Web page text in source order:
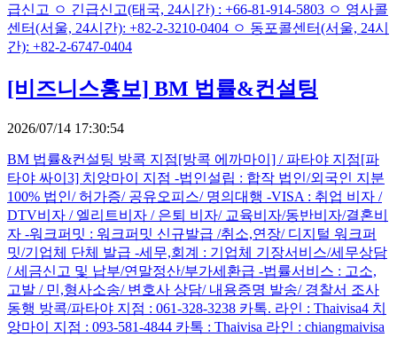
급신고 ㅇ 긴급신고(태국, 24시간) : +66-81-914-5803 ㅇ 영사콜
센터(서울, 24시간): +82-2-3210-0404 ㅇ 동포콜센터(서울, 24시
간): +82-2-6747-0404
[비즈니스홍보] BM 법률&컨설팅
2026/07/14 17:30:54
BM 법률&컨설팅 방콕 지점[방콕 에까마이] / 파타야 지점[파
타야 싸이3] 치앙마이 지점 -법인설립 : 합작 법인/외국인 지분
100% 법인/ 허가증/ 공유오피스/ 명의대행 -VISA : 취업 비자 /
DTV비자 / 엘리트비자 / 은퇴 비자/ 교육비자/동반비자/결혼비
자 -워크퍼밋 : 워크퍼밋 신규발급 /취소,연장/ 디지털 워크퍼
밋/기업체 단체 발급 -세무,회계 : 기업체 기장서비스/세무상담
/ 세금신고 및 납부/연말정산/부가세환급 -법률서비스 : 고소,
고발 / 민,형사소송/ 변호사 상담/ 내용증명 발송/ 경찰서 조사
동행 방콕/파타야 지점 : 061-328-3238 카톡. 라인 : Thaivisa4 치
앙마이 지점 : 093-581-4844 카톡 : Thaivisa 라인 : chiangmaivisa